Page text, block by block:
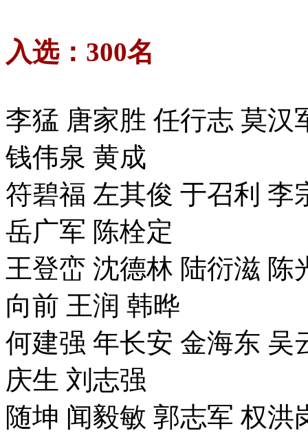
入选：300名
李猛 唐家胜 任行志 莫汉
钱伟泉 黄成
符碧福 左其俊 于召利 李
岳广军 陈栓定
王登峦 沈德林 陆衍滋 陈
向前 王润 韩晔
何建强 年长安 金海东 吴
庆生 刘志强
随坤 闻毅敏 郭志军 权